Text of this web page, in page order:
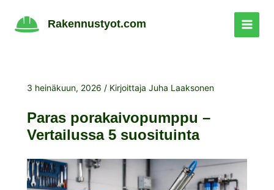
sisältöön
Rakennustyot.com
3 heinäkuun, 2026 / Kirjoittaja Juha Laaksonen
Paras porakaivopumppu –
Vertailussa 5 suosituinta